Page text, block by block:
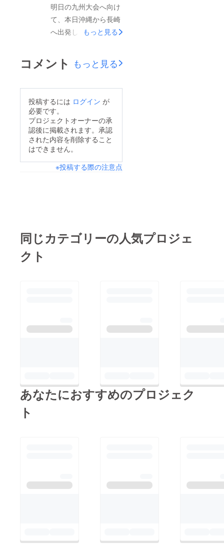
す！今回、このような
素晴らしい経験ができ
たのも、クラウドファ
ていただいた方々、街
頭募金や資金造成でご
いる先生方、コーチ、
いつも支えてくれる保
護者のおかげです！本
当にありがとうござい
体連がやってきます。
サッカー部の応援よろ
しくお願いいたしま
明日の九州大会へ向け
て、本日沖縄から長崎
へ出発しました！たく
ご支援、本当に感謝の
気持ちでいっぱいで
募金などを通して、子
供たちは色々な方に支
えられてサッカーがで
きていることを、改め
その気持ちを大事に
事に福岡空港到着、長
崎へバスで移動してい
ディングも、いよいよ
願い致します。
もっと見る
コメント もっと見る
投稿するには ログイン が
必要です。
プロジェクトオーナーの承
認後に掲載されます。承認
された内容を削除すること
はできません。
※投稿する際の注意点
同じカテゴリーの人気プロジェ
クト
あなたにおすすめのプロジェク
ト